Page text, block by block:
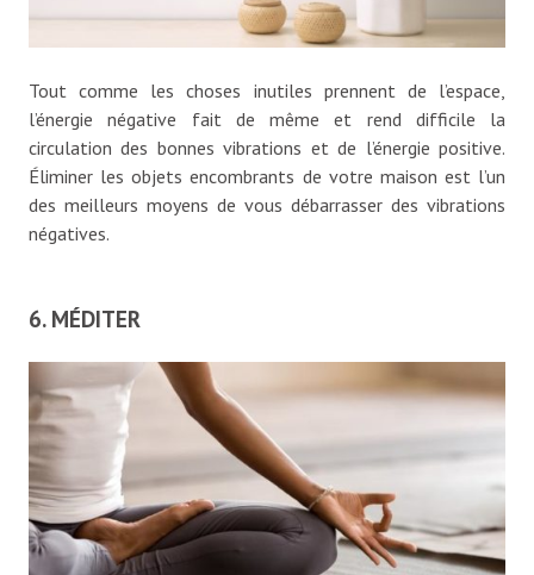
Tout comme les choses inutiles prennent de l’espace,
l’énergie négative fait de même et rend difficile la
circulation des bonnes vibrations et de l’énergie positive.
Éliminer les objets encombrants de votre maison est l’un
des meilleurs moyens de vous débarrasser des vibrations
négatives.
6. MÉDITER